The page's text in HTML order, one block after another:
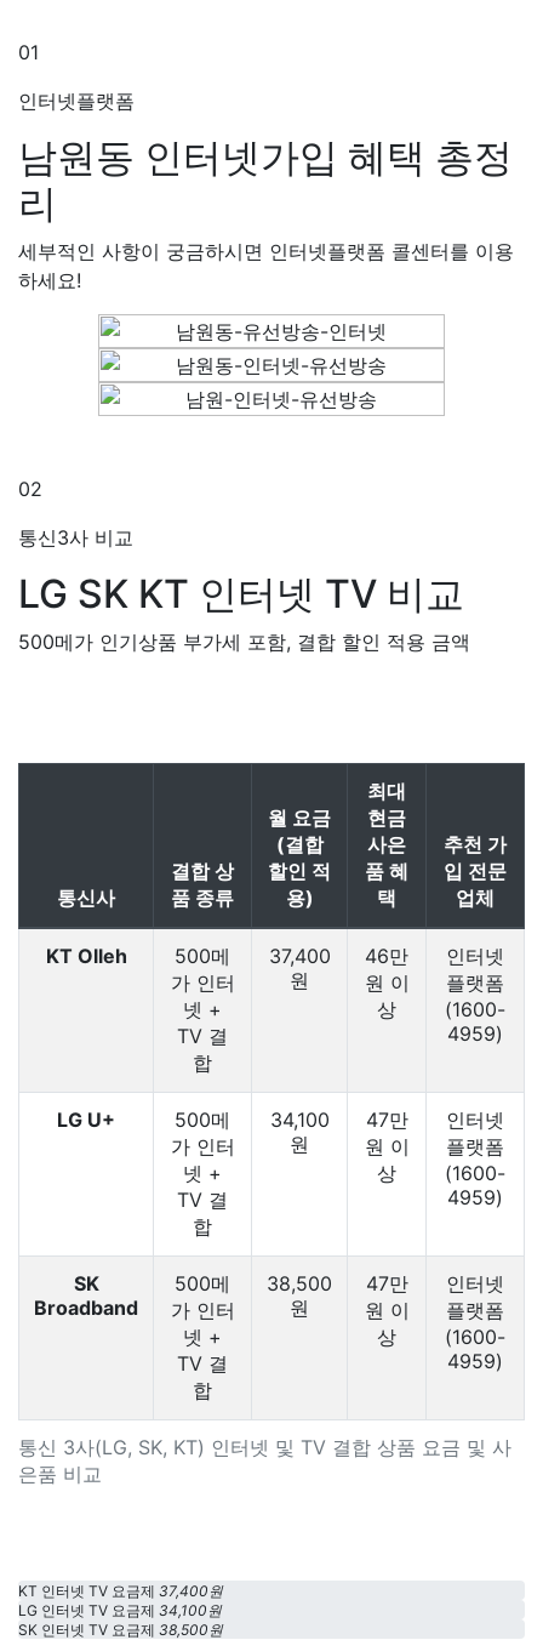
01
인터넷플랫폼
남원동 인터넷가입 혜택 총정
리
세부적인 사항이 궁금하시면 인터넷플랫폼 콜센터를 이용
하세요!
02
통신3사 비교
LG SK KT 인터넷 TV 비교
500메가 인기상품 부가세 포함, 결합 할인 적용 금액
통신 3사(LG, SK, KT) 인터넷 및 TV 결합 상품 요금 및 사
은품 비교
통신사
결합 상
품 종류
월 요금
(결합
할인 적
용)
최대
현금
사은
품 혜
택
추천 가
입 전문
업체
KT Olleh
500메
가 인터
넷 +
TV 결
합
37,400
원
46만
원 이
상
인터넷
플랫폼
(1600-
4959)
LG U+
500메
가 인터
넷 +
TV 결
합
34,100
원
47만
원 이
상
인터넷
플랫폼
(1600-
4959)
SK
Broadband
500메
가 인터
넷 +
TV 결
합
38,500
원
47만
원 이
상
인터넷
플랫폼
(1600-
4959)
KT 인터넷 TV 요금제 37,400원
LG 인터넷 TV 요금제 34,100원
SK 인터넷 TV 요금제 38,500원